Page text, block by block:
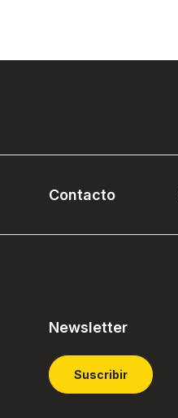
Contacto
Newsletter
Suscribir